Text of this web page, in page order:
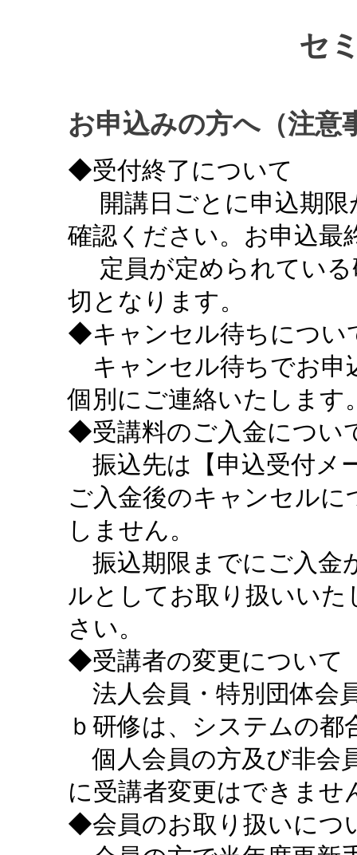
セ
お申込みの方へ（注意
◆受付終了について
開講日ごとに申込期限
確認ください。お申込最
定員が定められている
切となります。
◆キャンセル待ちについ
キャンセル待ちでお申
個別にご連絡いたします
◆受講料のご入金につい
振込先は【申込受付メ
ご入金後のキャンセル
しません。
振込期限までにご入金
ルとしてお取り扱いい
さい。
◆受講者の変更について
法人会員・特別団体会
ｂ研修は、システムの
個人会員の方及び非会
に受講者変更はできませ
◆会員のお取り扱いにつ